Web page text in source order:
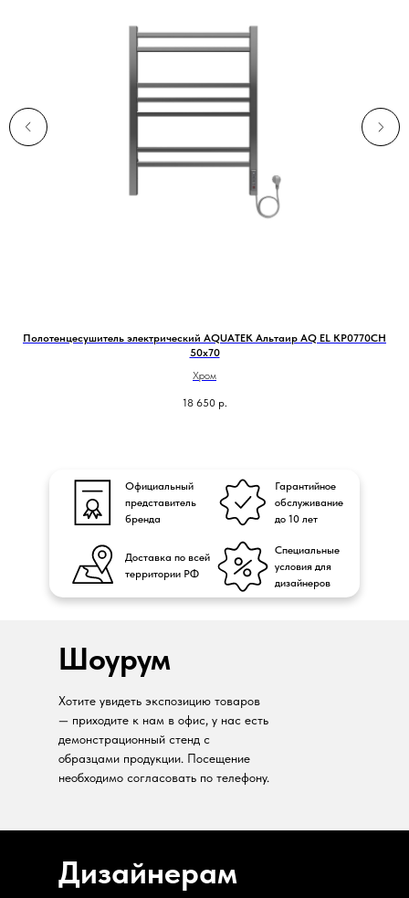
Полотенцесушитель электрический AQUATEK Альтаир AQ EL KP0770CH
50х70
Хром
18 650 р.
Официальный
представитель
бренда
Доставка по всей
территории РФ
Гарантийное
обслуживание
до 10 лет
Специальные
условия для
дизайнеров
Шоурум
Хотите увидеть экспозицию товаров
— приходите к нам в офис, у нас есть
демонстрационный стенд с
образцами продукции. Посещение
необходимо согласовать по телефону.
Дизайнерам